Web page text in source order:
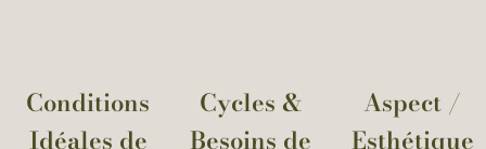
Conditions
Idéales de
Cycles &
Besoins de
Aspect /
Esthétique